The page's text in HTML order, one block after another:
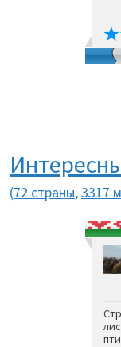
(72 страны,3317